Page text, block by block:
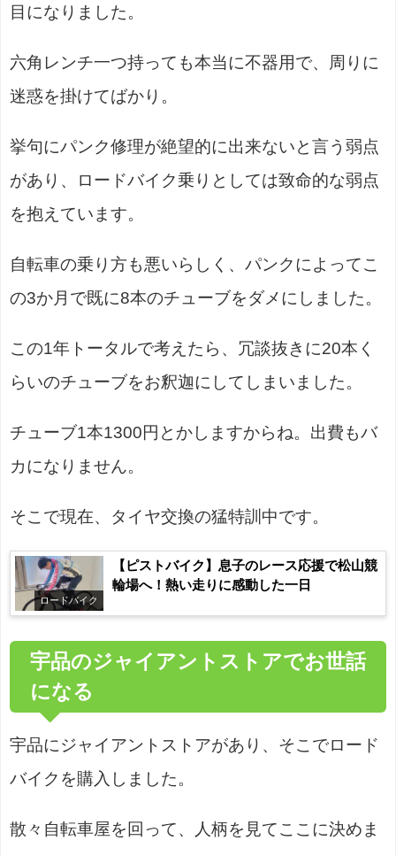
目になりました。
六角レンチ一つ持っても本当に不器用で、周りに
迷惑を掛けてばかり。
挙句にパンク修理が絶望的に出来ないと言う弱点
があり、ロードバイク乗りとしては致命的な弱点
を抱えています。
自転車の乗り方も悪いらしく、パンクによってこ
の3か月で既に8本のチューブをダメにしました。
この1年トータルで考えたら、冗談抜きに20本く
らいのチューブをお釈迦にしてしまいました。
チューブ1本1300円とかしますからね。出費もバ
カになりません。
そこで現在、タイヤ交換の猛特訓中です。
ロードバイク
【ピストバイク】息子のレース応援で松山競
輪場へ！熱い走りに感動した一日
宇品のジャイアントストアでお世話
になる
宇品にジャイアントストアがあり、そこでロード
バイクを購入しました。
散々自転車屋を回って、人柄を見てここに決めま